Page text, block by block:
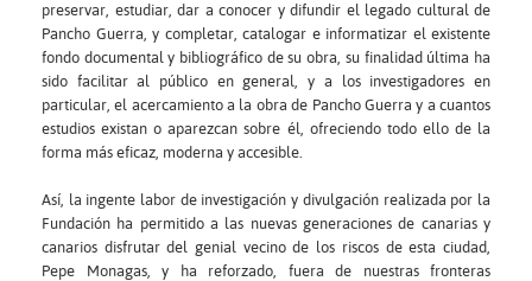
preservar, estudiar, dar a conocer y difundir el legado cultural de
Pancho Guerra, y completar, catalogar e informatizar el existente
fondo documental y bibliográfico de su obra, su finalidad última ha
sido facilitar al público en general, y a los investigadores en
particular, el acercamiento a la obra de Pancho Guerra y a cuantos
estudios existan o aparezcan sobre él, ofreciendo todo ello de la
forma más eficaz, moderna y accesible.
Así, la ingente labor de investigación y divulgación realizada por la
Fundación ha permitido a las nuevas generaciones de canarias y
canarios disfrutar del genial vecino de los riscos de esta ciudad,
Pepe Monagas, y ha reforzado, fuera de nuestras fronteras